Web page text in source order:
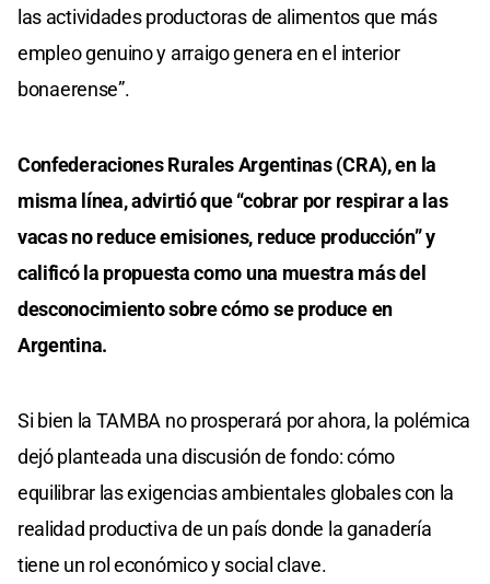
las actividades productoras de alimentos que más
empleo genuino y arraigo genera en el interior
bonaerense”.
Confederaciones Rurales Argentinas (CRA), en la
misma línea, advirtió que “cobrar por respirar a las
vacas no reduce emisiones, reduce producción” y
calificó la propuesta como una muestra más del
desconocimiento sobre cómo se produce en
Argentina.
Si bien la TAMBA no prosperará por ahora, la polémica
dejó planteada una discusión de fondo: cómo
equilibrar las exigencias ambientales globales con la
realidad productiva de un país donde la ganadería
tiene un rol económico y social clave.